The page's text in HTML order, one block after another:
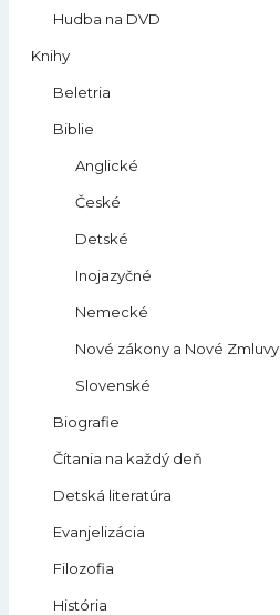
Hudba na DVD
Knihy
Beletria
Biblie
Anglické
České
Detské
Inojazyčné
Nemecké
Nové zákony a Nové Zmluvy
Slovenské
Biografie
Čítania na každý deň
Detská literatúra
Evanjelizácia
Filozofia
História